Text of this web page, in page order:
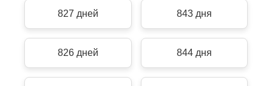
827 дней 843 дня
826 дней 844 дня